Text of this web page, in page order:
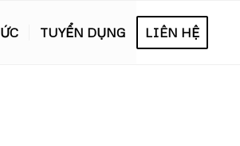
TUYỂN DỤNG LIÊN HỆ